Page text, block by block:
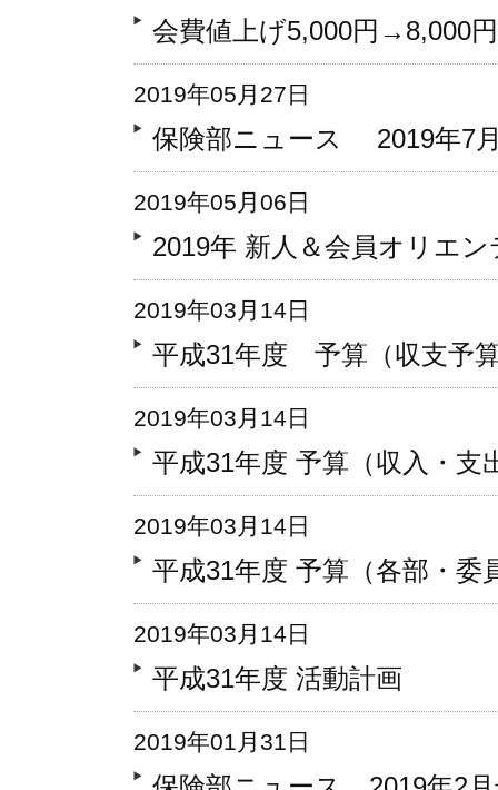
会費値上げ5,000円→8,000
2019年05月27日
保険部ニュース 2019年7
2019年05月06日
2019年 新人＆会員オリエ
2019年03月14日
平成31年度 予算（収支予
2019年03月14日
平成31年度 予算（収入・支
2019年03月14日
平成31年度 予算（各部・
2019年03月14日
平成31年度 活動計画
2019年01月31日